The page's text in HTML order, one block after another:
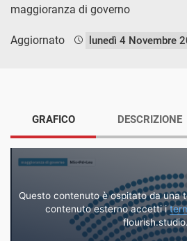
maggioranza di governo
Aggiornato lunedì 4 Novembre
GRAFICO
Questo contenuto è ospitato da una
contenuto esterno accetti i
flourish.studio.
DESCRIZIONE